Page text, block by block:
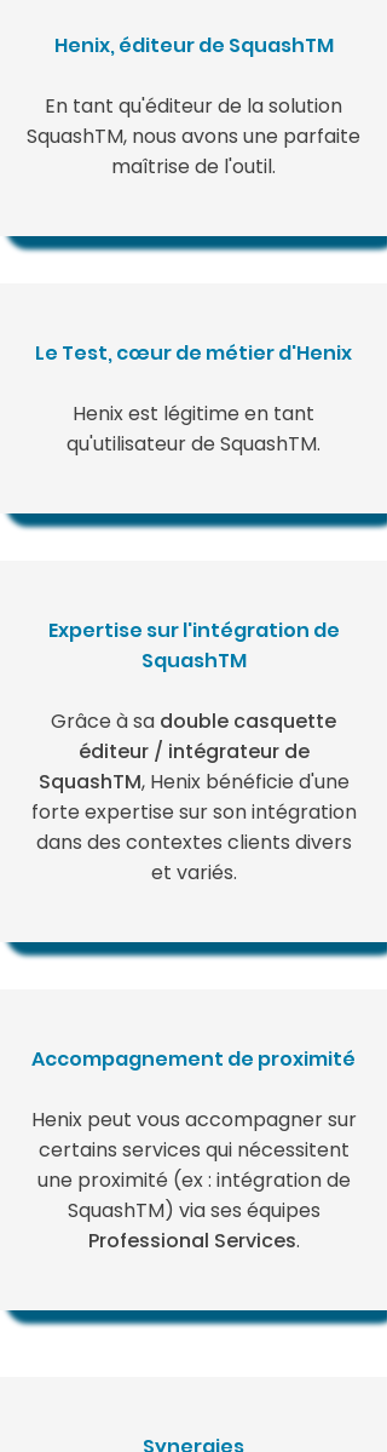
Henix, éditeur de SquashTM
En tant qu'éditeur de la solution
SquashTM, nous avons une parfaite
maîtrise de l'outil.
Le Test, cœur de métier d'Henix
Henix est légitime en tant
qu'utilisateur de SquashTM.
Expertise sur l'intégration de
SquashTM
Grâce à sa double casquette
éditeur / intégrateur de
SquashTM, Henix bénéficie d'une
forte expertise sur son intégration
dans des contextes clients divers
et variés.
Accompagnement de proximité
Henix peut vous accompagner sur
certains services qui nécessitent
une proximité (ex : intégration de
SquashTM) via ses équipes
Professional Services.